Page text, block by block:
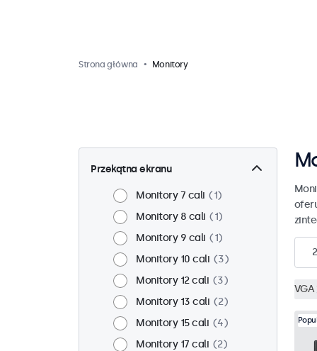
Strona główna Monitory
Przekątna ekranu
Monitory 7 cali
1
Monitory 8 cali
1
Monitory 9 cali
1
Monitory 10 cali
3
Monitory 12 cali
3
Monitory 13 cali
2
Monitory 15 cali
4
Monitory 17 cali
2
VGA